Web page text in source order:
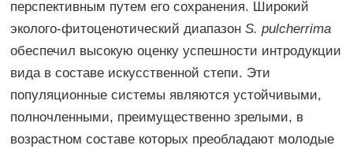
перспективным путем его сохранения. Широкий
эколого-фитоценотический диапазонS. pulcherrima
обеспечил высокую оценку успешности интродукции
вида в составе искусственной степи. Эти
популяционные системы являются устойчивыми,
полночленными, преимущественно зрелыми, в
возрастном составе которых преобладают молодые